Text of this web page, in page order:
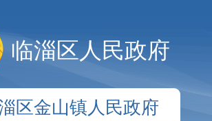
临淄区人民政府
区金山镇人民政府